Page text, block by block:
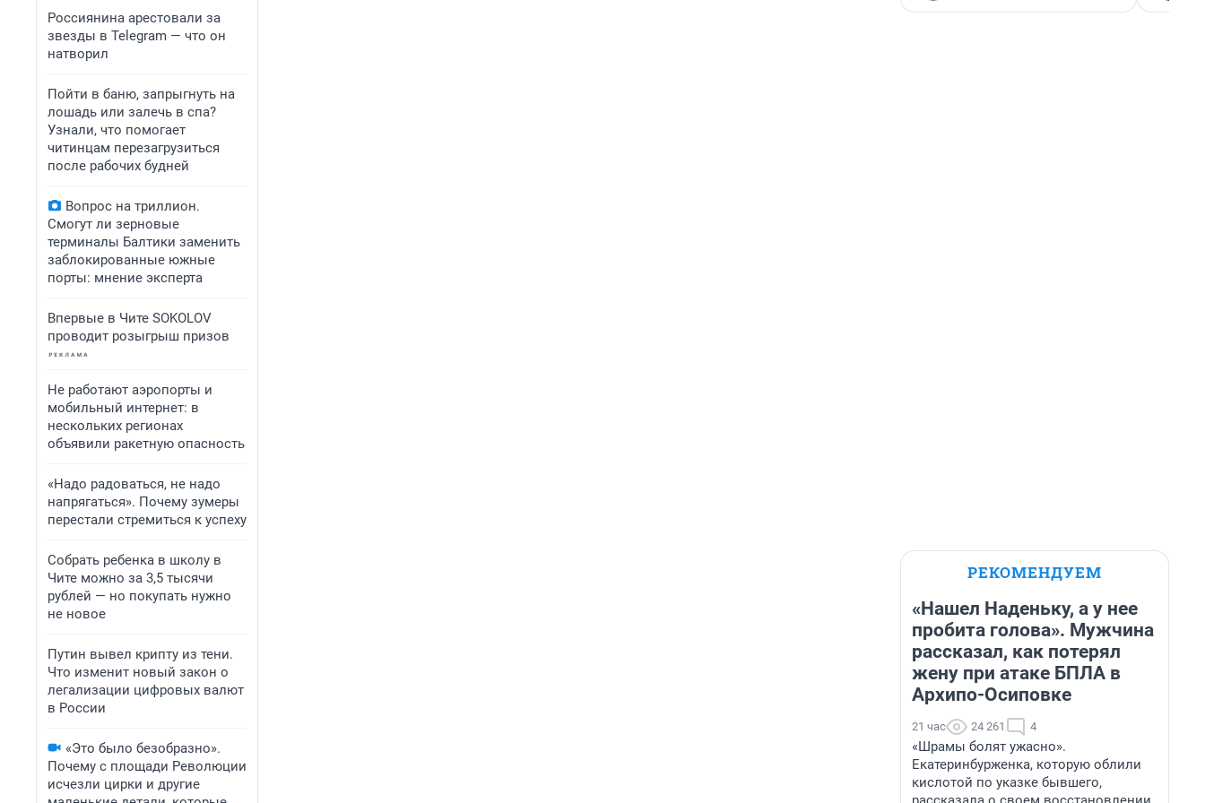
Россиянина арестовали за
звезды в Telegram — что он
натворил
Пойти в баню, запрыгнуть на
лошадь или залечь в спа?
Узнали, что помогает
читинцам перезагрузиться
после рабочих будней
Вопрос на триллион.
Смогут ли зерновые
терминалы Балтики заменить
заблокированные южные
порты: мнение эксперта
Впервые в Чите SOKOLOV
проводит розыгрыш призов
Не работают аэропорты и
мобильный интернет: в
нескольких регионах
объявили ракетную опасность
«Надо радоваться, не надо
напрягаться». Почему зумеры
перестали стремиться к успеху
Собрать ребенка в школу в
Чите можно за 3,5 тысячи
рублей — но покупать нужно
не новое
Путин вывел крипту из тени.
Что изменит новый закон о
легализации цифровых валют
в России
«Это было безобразно».
Почему с площади Революции
исчезли цирки и другие
РЕКОМЕНДУЕМ
«Нашел Наденьку, а у нее
пробита голова». Мужчина
рассказал, как потерял
жену при атаке БПЛА в
Архипо-Осиповке
21 час 24 261 4
«Шрамы болят ужасно».
Екатеринбурженка, которую облили
кислотой по указке бывшего,